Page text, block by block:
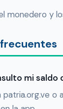
monedero y
mi saldo
patria.org.ve o